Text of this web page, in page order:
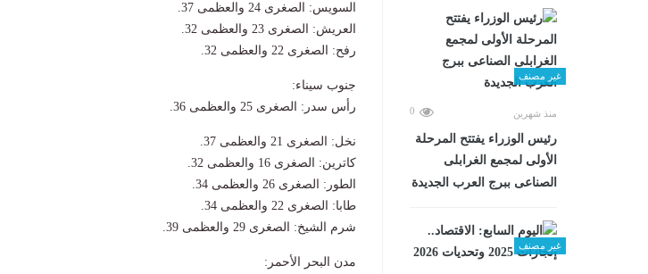
غير مصنف
منذ شهرين 0
رئيس الوزراء يفتتح المرحلة
الأولى لمجمع الغرابلى
الصناعى ببرج العرب الجديدة
غير مصنف
السويس: الصغرى 24 والعظمى 37.
العريش: الصغرى 23 والعظمى 32.
رفح: الصغرى 22 والعظمى 32.
جنوب سيناء:
رأس سدر: الصغرى 25 والعظمى 36.
نخل: الصغرى 21 والعظمى 37.
كاترين: الصغرى 16 والعظمى 32.
الطور: الصغرى 26 والعظمى 34.
طابا: الصغرى 22 والعظمى 34.
شرم الشيخ: الصغرى 29 والعظمى 39.
مدن البحر الأحمر: